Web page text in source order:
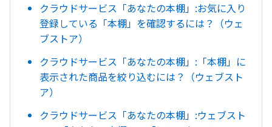
クラウドサービス「あなたの本棚」:お気に入り
登録している「本棚」を確認するには？（ウェ
ブストア）
クラウドサービス「あなたの本棚」:「本棚」に
表示された商品を絞り込むには？（ウェブスト
ア）
クラウドサービス「あなたの本棚」:ウェブスト